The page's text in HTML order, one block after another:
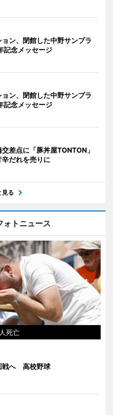
ン、閉館した中野サンプラ
記念メッセージ
ン、閉館した中野サンプラ
記念メッセージ
差点に「豚丼屋TONTON」
だれを売りに
見る
ォトニュース
死亡
戦へ 高校野球